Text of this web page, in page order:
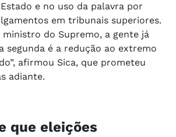
e no uso da palavra por
em tribunais superiores.
ministro do Supremo, a gente já
segunda é a redução ao extremo
afirmou Sica, que prometeu
adiante.
que eleições